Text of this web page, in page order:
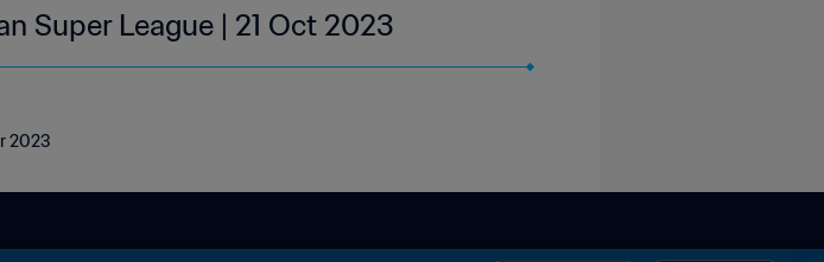
Super League | 21 Oct 2023
2023